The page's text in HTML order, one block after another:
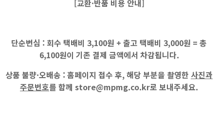
[교환·반품 비용 안내]
단순변심 : 회수 택배비 3,100원 + 출고 택배비 3,000원 = 총
6,100원이 기존 결제 금액에서 차감됩니다.
상품 불량·오배송 : 홈페이지 접수 후, 해당 부분을 촬영한 사진과
주문번호를 함께 store@mpmg.co.kr로 보내주세요.